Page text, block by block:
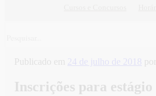
Publicado em 24 de julho de 2018 por
Inscrições para estágio